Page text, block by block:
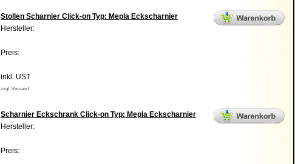
Stollen Scharnier Click-on Typ: Mepla Eckscharnier
Hersteller:
Preis:
inkl. UST
zzgl. Versand
Scharnier Eckschrank Click-on Typ: Mepla Eckscharnier
Hersteller:
Preis: